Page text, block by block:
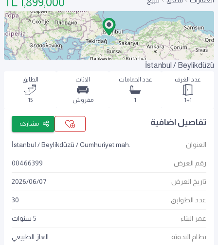
İstanbul / Beylikdüzü
عدد الغرف
1+1
عدد الحمامات
1
الاثاث
مفروش
الطابق
15
تفاصيل اضافية مشاركة
العنوان İstanbul / Beylikdüzü / Cumhuriyet mah.
رقم العرض 00466399
تاريخ العرض 2026/06/07
عدد الطوابق 30
عمر البناء 5 سنوات
نظام التدفئة الغاز الطبيعي